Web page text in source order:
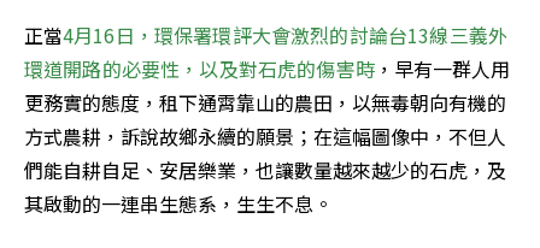
正當4月16日，環保署環評大會激烈的討論台13線三義外
環道開路的必要性，以及對石虎的傷害時，早有一群人用
更務實的態度，租下通霄靠山的農田，以無毒朝向有機的
方式農耕，訴說故鄉永續的願景；在這幅圖像中，不但人
們能自耕自足、安居樂業，也讓數量越來越少的石虎，及
其啟動的一連串生態系，生生不息。